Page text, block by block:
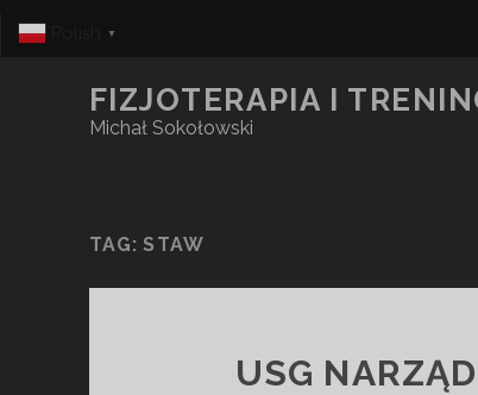
FIZJOTERAPIA I
Michał Sokołowski
TAG:STAW
USG
▼